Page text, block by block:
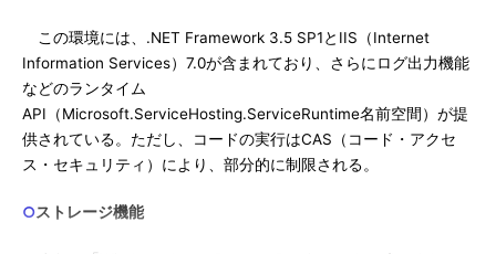
この環境には、.NET Framework 3.5 SP1とIIS（Internet
Information Services）7.0が含まれており、さらにログ出力機能
などのランタイム
API（Microsoft.ServiceHosting.ServiceRuntime名前空間）が提
供されている。ただし、コードの実行はCAS（コード・アクセ
ス・セキュリティ）により、部分的に制限される。
○ストレージ機能